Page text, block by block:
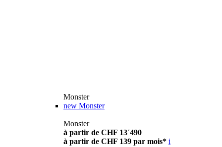
Monster
new Monster
Monster
à partir de CHF 13´490
à partir de CHF 139 par mois* i